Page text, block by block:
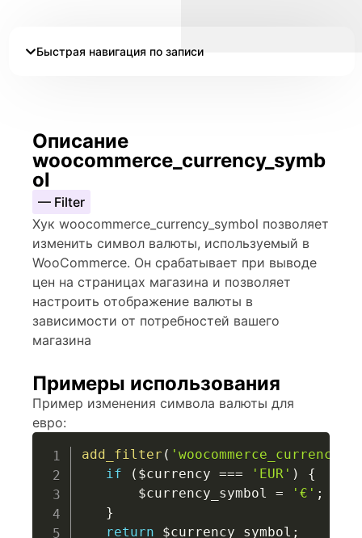
Быстрая навигация по записи
Описание
woocommerce_currency_symb
ol
— Filter
Хук woocommerce_currency_symbol позволяет
изменить символ валюты, используемый в
WooCommerce. Он срабатывает при выводе
цен на страницах магазина и позволяет
настроить отображение валюты в
зависимости от потребностей вашего
магазина
Примеры использования
Пример изменения символа валюты для
евро:
add_filter (
if
( $currency === 'EUR' )
{
$currency_symbol
= '€' ;
}
return
$currency_symbol ;